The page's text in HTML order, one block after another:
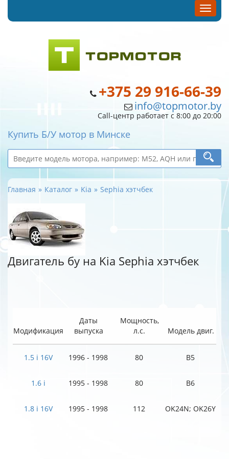
+375 29 916-66-39
info@topmotor.by
Call-центр работает с 8:00 до 20:00
Купить Б/У мотор в Минске
Главная Каталог Kia Sephia хэтчбек
Двигатель бу на Kia Sephia хэтчбек
Модификация
Даты
выпуска
Мощность,
л.с.
Модель двиг.
1.5 i 16V 1996 - 1998 80 B5
1.6 i 1995 - 1998 80 B6
1.8 i 16V 1995 - 1998 112 OK24N; OK26Y